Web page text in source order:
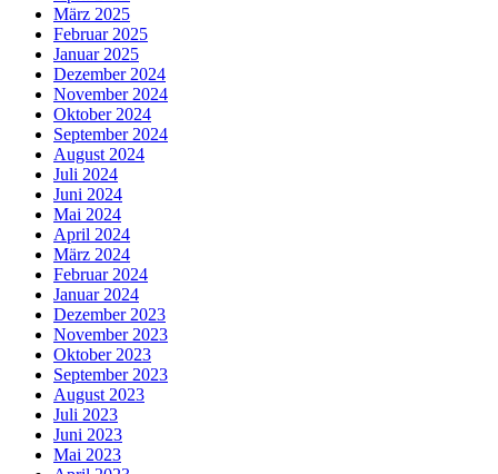
März 2025
Februar 2025
Januar 2025
Dezember 2024
November 2024
Oktober 2024
September 2024
August 2024
Juli 2024
Juni 2024
Mai 2024
April 2024
März 2024
Februar 2024
Januar 2024
Dezember 2023
November 2023
Oktober 2023
September 2023
August 2023
Juli 2023
Juni 2023
Mai 2023